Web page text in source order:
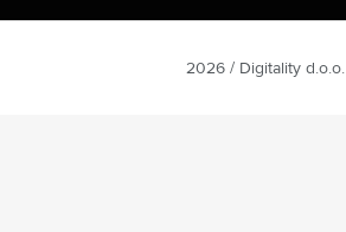
2026 / Digitality d.o.o.